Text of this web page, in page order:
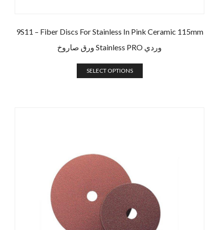
9S11 – Fiber Discs For Stainless In Pink Ceramic 115mm
ورق صاروخ Stainless PRO وردي
SELECT OPTIONS